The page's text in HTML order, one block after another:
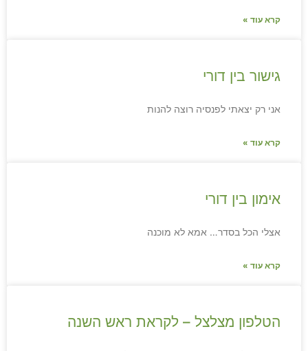
קרא עוד »
גישור בין דורי
אני רק יצאתי לפנסיה רוצה להנות
קרא עוד »
אימון בין דורי
אצלי הכל בסדר… אמא לא מוכנה
קרא עוד »
הטלפון מצלצל – לקראת ראש השנה